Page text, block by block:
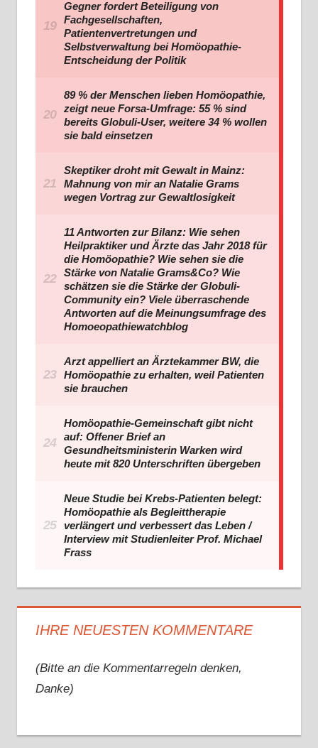
Gegner fordert Beteiligung von
Fachgesellschaften,
Patientenvertretungen und
Selbstverwaltung bei Homöopathie-
Entscheidung der Politik
89 % der Menschen lieben Homöopathie,
zeigt neue Forsa-Umfrage: 55 % sind
bereits Globuli-User, weitere 34 % wollen
sie bald einsetzen
Skeptiker droht mit Gewalt in Mainz:
Mahnung von mir an Natalie Grams
wegen Vortrag zur Gewaltlosigkeit
11 Antworten zur Bilanz: Wie sehen
Heilpraktiker und Ärzte das Jahr 2018 für
die Homöopathie? Wie sehen sie die
Stärke von Natalie Grams&Co? Wie
schätzen sie die Stärke der Globuli-
Community ein? Viele überraschende
Antworten auf die Meinungsumfrage des
Homoeopathiewatchblog
Arzt appelliert an Ärztekammer BW, die
Homöopathie zu erhalten, weil Patienten
sie brauchen
Homöopathie-Gemeinschaft gibt nicht
auf: Offener Brief an
Gesundheitsministerin Warken wird
heute mit 820 Unterschriften übergeben
Neue Studie bei Krebs-Patienten belegt:
Homöopathie als Begleittherapie
verlängert und verbessert das Leben /
Interview mit Studienleiter Prof. Michael
Frass
IHRE NEUESTEN KOMMENTARE
(Bitte an die Kommentarregeln denken,
Danke)